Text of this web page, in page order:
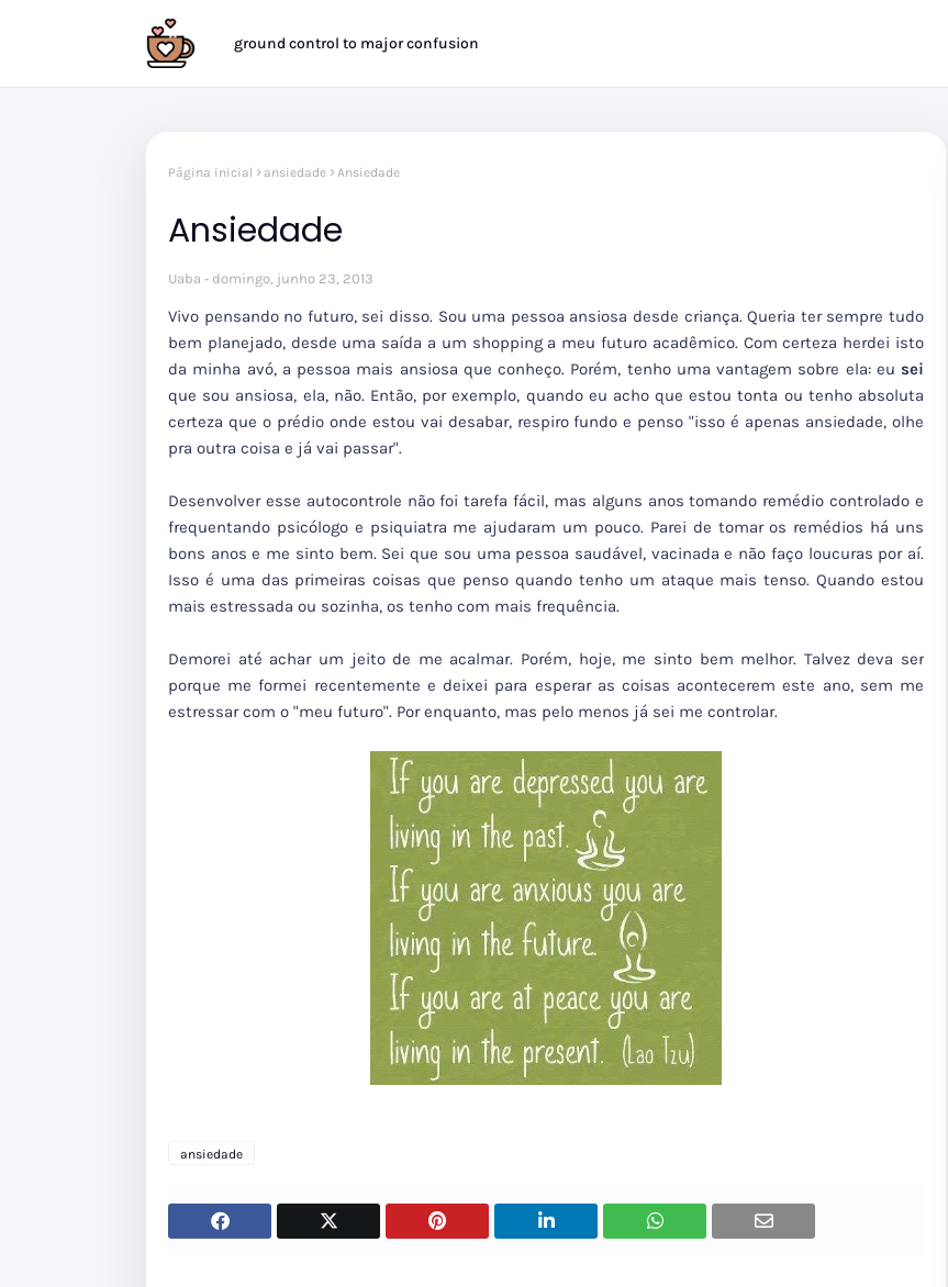
ground control to major confusion
Página inicial ansiedade Ansiedade
Ansiedade
Uaba domingo, junho 23, 2013
Vivo pensando no futuro, sei disso. Sou uma pessoa ansiosa desde criança. Queria ter sempre tudo
bem planejado, desde uma saída a um shopping a meu futuro acadêmico. Com certeza herdei isto
da minha avó, a pessoa mais ansiosa que conheço. Porém, tenho uma vantagem sobre ela: eu sei
que sou ansiosa, ela, não. Então, por exemplo, quando eu acho que estou tonta ou tenho absoluta
certeza que o prédio onde estou vai desabar, respiro fundo e penso "isso é apenas ansiedade, olhe
pra outra coisa e já vai passar".
Desenvolver esse autocontrole não foi tarefa fácil, mas alguns anos tomando remédio controlado e
frequentando psicólogo e psiquiatra me ajudaram um pouco. Parei de tomar os remédios há uns
bons anos e me sinto bem. Sei que sou uma pessoa saudável, vacinada e não faço loucuras por aí.
Isso é uma das primeiras coisas que penso quando tenho um ataque mais tenso. Quando estou
mais estressada ou sozinha, os tenho com mais frequência.
Demorei até achar um jeito de me acalmar. Porém, hoje, me sinto bem melhor. Talvez deva ser
porque me formei recentemente e deixei para esperar as coisas acontecerem este ano, sem me
estressar com o "meu futuro". Por enquanto, mas pelo menos já sei me controlar.
ansiedade